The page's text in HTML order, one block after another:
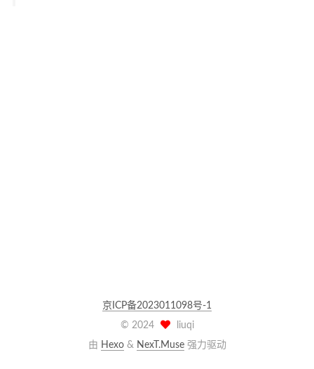
京ICP备2023011098号-1
© 2024
liuqi
由 Hexo& NexT.Muse强力驱动